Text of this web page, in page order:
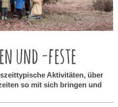
und -feste
Aktivitäten, über
so mit sich bringen und